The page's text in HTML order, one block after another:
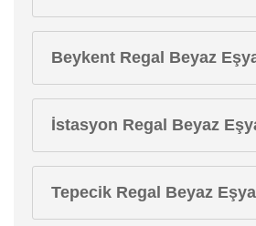
Beykent Regal Beyaz
İstasyon Regal Beyaz
Tepecik Regal Beyaz